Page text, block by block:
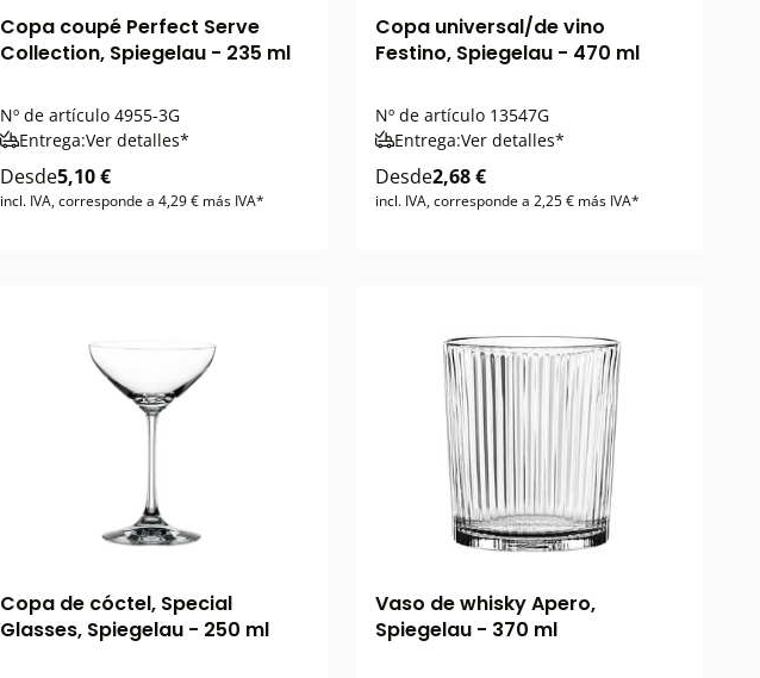
Copa coupé Perfect Serve
Collection, Spiegelau - 235 ml
Nº de artículo4955-3G
Entrega:Ver detalles*
Desde5,10 €
incl. IVA, corresponde a 4,29 € más IVA*
Copa universal/de vino
Festino, Spiegelau - 470 ml
Nº de artículo13547G
Entrega:Ver detalles*
Desde2,68 €
incl. IVA, corresponde a 2,25 € más IVA*
Copa de cóctel, Special
Glasses, Spiegelau - 250 ml
Vaso de whisky Apero,
Spiegelau - 370 ml